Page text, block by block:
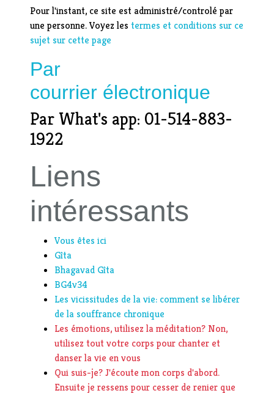
Pour l'instant, ce site est administré/controlé par
une personne. Voyez les termes et conditions sur ce
sujet sur cette page
Par
courrier électronique
Par What's app: 01-514-883-
1922
Liens
intéressants
Vous êtes ici
Gîta
Bhagavad Gîta
BG4v34
Les vicissitudes de la vie: comment se libérer
de la souffrance chronique
Les émotions, utilisez la méditation? Non,
utilisez tout votre corps pour chanter et
danser la vie en vous
Qui suis-je? J'écoute mon corps d'abord.
Ensuite je ressens pour cesser de renier que